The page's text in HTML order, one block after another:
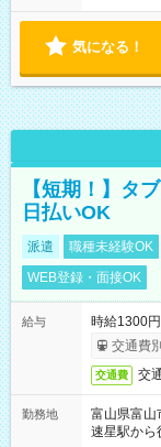
気になる！
【短期！】タ
日払いOK
派遣 職種未経験OK
WEB登録・面接OK
給与
時給1300円
交通費
交通費 交
勤務地
富山県富山
速星駅から